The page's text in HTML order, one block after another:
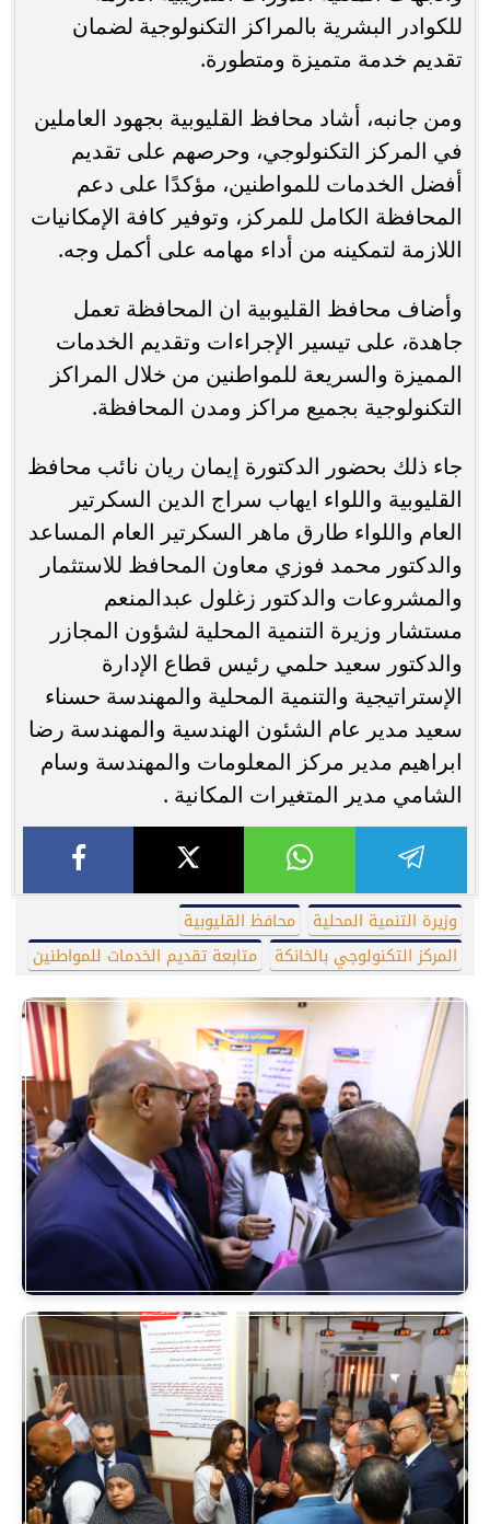
للكوادر البشرية بالمراكز التكنولوجية لضمان
تقديم خدمة متميزة ومتطورة.
ومن جانبه، أشاد محافظ القليوبية بجهود العاملين
في المركز التكنولوجي، وحرصهم على تقديم
أفضل الخدمات للمواطنين، مؤكدًا على دعم
المحافظة الكامل للمركز، وتوفير كافة الإمكانيات
اللازمة لتمكينه من أداء مهامه على أكمل وجه.
وأضاف محافظ القليوبية ان المحافظة تعمل
جاهدة، على تيسير الإجراءات وتقديم الخدمات
المميزة والسريعة للمواطنين من خلال المراكز
التكنولوجية بجميع مراكز ومدن المحافظة.
جاء ذلك بحضور الدكتورة إيمان ريان نائب محافظ
القليوبية واللواء ايهاب سراج الدين السكرتير
العام واللواء طارق ماهر السكرتير العام المساعد
والدكتور محمد فوزي معاون المحافظ للاستثمار
والمشروعات والدكتور زغلول عبدالمنعم
مستشار وزيرة التنمية المحلية لشؤون المجازر
والدكتور سعيد حلمي رئيس قطاع الإدارة
الإستراتيجية والتنمية المحلية والمهندسة حسناء
سعيد مدير عام الشئون الهندسية والمهندسة رضا
ابراهيم مدير مركز المعلومات والمهندسة وسام
الشامي مدير المتغيرات المكانية .
وزيرة التنمية المحلية
محافظ القليوبية
المركز التكنولوجي بالخانكة
متابعة تقديم الخدمات للمواطنين